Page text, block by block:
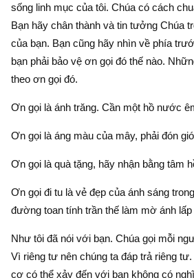
sống linh mục của tôi. Chúa có cách
Bạn hãy chân thành và tin tưởng Chúa
của bạn. Bạn cũng hãy nhìn về phía
bạn phải bảo vệ ơn gọi đó thế nào.
theo ơn gọi đó.
Ơn gọi là ánh trăng. Cần một hồ nước
Ơn gọi là áng màu của mây, phải đón
Ơn gọi là quà tặng, hãy nhận bằng tâm
Ơn gọi đi tu là vẻ đẹp của ánh sáng
đường toan tính trần thế làm mờ ánh
Như tôi đã nói với bạn. Chúa gọi mỗi
Vì riêng tư nên chúng ta đáp trả riêng
cơ có thể xảy đến với bạn không có